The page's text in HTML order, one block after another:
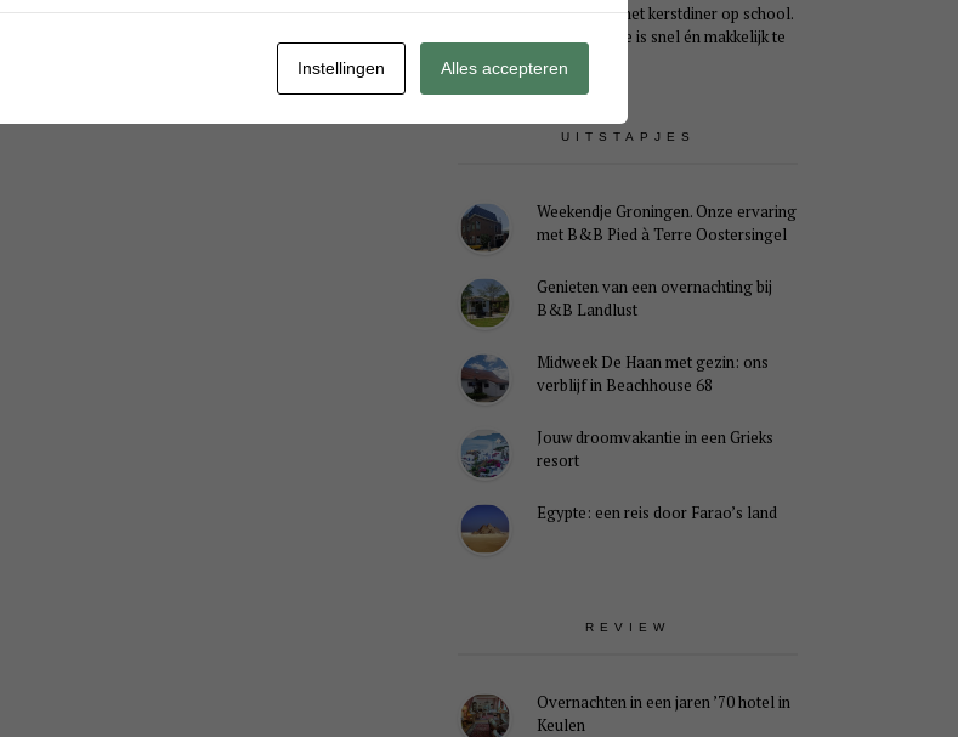
Ideaal voor het kerstdiner op school.
Dit kersthapje is snel én makkelijk te
UITSTAPJES
Weekendje Groningen. Onze ervaring
met B&B Pied à Terre Oostersingel
Genieten van een overnachting bij
B&B Landlust
Midweek De Haan met gezin: ons
verblijf in Beachhouse 68
Jouw droomvakantie in een Grieks
resort
Egypte: een reis door Farao’s land
REVIEW
Overnachten in een jaren ’70 hotel in
Keulen
Instellingen Alles accepteren